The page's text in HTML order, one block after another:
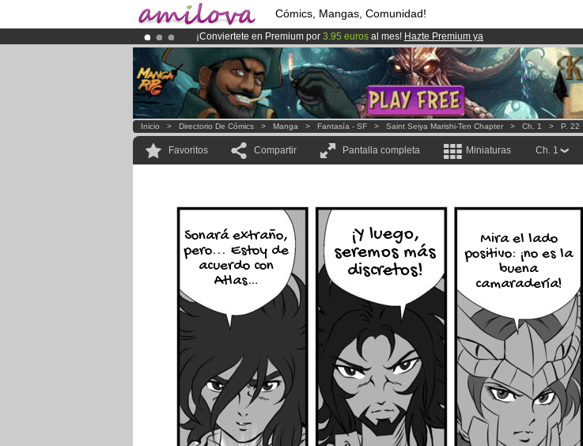
Cómics, Mangas, Comunidad!
¡Conviertete en Premium por 3.95 euros al mes! Hazte Premium ya
¡Ya tenemos 100000miembrosy 1000Cómics y Mangas!.
El Kickstarter Amilova está desormado lanzado!.
Inicio > Directorio De Cómics > Manga > Fantasía - SF > Saint Seiya Marishi-Ten Chapter > Ch. 1 > P. 22
Favoritos Compartir Pantalla completa Miniaturas Ch. 1
Sonará extraño,
pero... Estoy de
acuerdo con
Atlas…
¡Y luego,
seremos más
discretos!
Mira el lado
positivo: ¡no es la
buena
camaradería!